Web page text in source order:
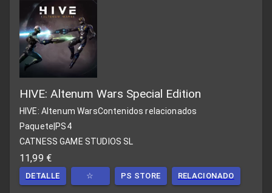
HIVE: Altenum Wars Special Edition
HIVE: Altenum WarsContenidos relacionados
Paquete PS4
CATNESS GAME STUDIOS SL
11,99 €
DETALLE ☆ PS STORE RELACIONADO